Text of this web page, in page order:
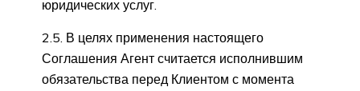
юридических услуг.
2.5. В целях применения настоящего
Соглашения Агент считается исполнившим
обязательства перед Клиентом с момента